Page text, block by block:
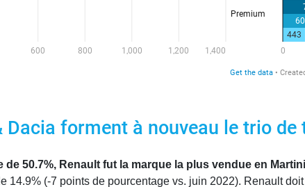
Dacia forment à nouveau le trio
de 50.7%, Renault fut la marque la plus vendue en
14.9% (-7 points de pourcentage vs. juin 2022). Renault